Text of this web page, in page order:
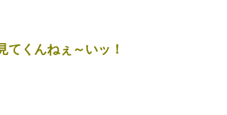
てくんねぇ～いッ！